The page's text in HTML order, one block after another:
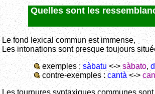
Quelles sont les
Le fond lexical commun est immense,
Les intonations sont presque toujours
exemples : sàbatu<->sàbato,
contre-exemples :cantà <->
Les tournures syntaxiques communes